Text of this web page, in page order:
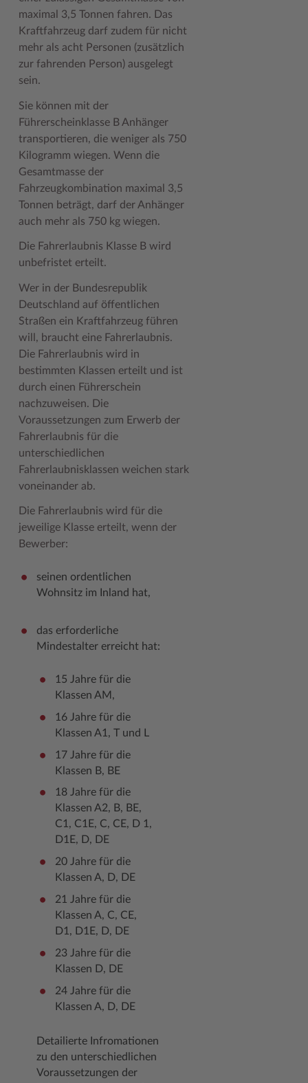
Geodatenportale (Kreiskarte)
Kfz-Zulassung
Kontakt / Öffnungszeiten
Leistungen
Lexikon
Publikationen
Wo Sie uns finden
Wunsch-Kennzeichen ↗
Zuständigkeitsfinder SH ↗
Fotoarchiv
Klimaanpassungskonzept
Lokales Wetter
Newsletter
Pressemeldungen
Social Media
Stellenangebote
Stormarninfo
Ukrainehilfe
Woche der Seelischen Gesundheit
#MeinStormarn
Karrieretag
Kreispräsident
Kreistag und Ausschüsse
Kreistag Sitzungskalender
Landrat
Sonderbereiche
Stabsbereiche
Städte und Gemeinden
Wahlen im Kreis
Wappen und Geschichte
Was ist ein Kreis?
Zahlen, Daten, Fakten
Offene Stellen
Praktika und FSJ
Weiterbildung beim Kreis Stormarn
Klimaschutz beim Kreis Stormarn
Projekt e-Gewerbe
Stormarner Bündnis für bezahlbares Wohnen
Zahlen, Daten, Fakten
Kulturelle Einrichtungen
Naturschutzgebiete
Storchenhorste
Lieblingsplätze in der Metropolregion
Termine und Veranstaltungen
Tourismus
Umlandscout Hamburg
Vereine und Gruppen
maximal 3,5 Tonnen fahren. Das
Kraftfahrzeug darf zudem für nicht
mehr als acht Personen (zusätzlich
zur fahrenden Person) ausgelegt
sein.
Sie können mit der
Führerscheinklasse B Anhänger
transportieren, die weniger als 750
Kilogramm wiegen. Wenn die
Gesamtmasse der
Fahrzeugkombination maximal 3,5
Tonnen beträgt, darf der Anhänger
auch mehr als 750 kg wiegen.
Die Fahrerlaubnis Klasse B wird
unbefristet erteilt.
Wer in der Bundesrepublik
Deutschland auf öffentlichen
Straßen ein Kraftfahrzeug führen
will, braucht eine Fahrerlaubnis.
Die Fahrerlaubnis wird in
bestimmten Klassen erteilt und ist
durch einen Führerschein
nachzuweisen. Die
Voraussetzungen zum Erwerb der
Fahrerlaubnis für die
unterschiedlichen
Fahrerlaubnisklassen weichen stark
voneinander ab.
Die Fahrerlaubnis wird für die
jeweilige Klasse erteilt, wenn der
Bewerber:
seinen ordentlichen
Wohnsitz im Inland hat,
das erforderliche
Mindestalter erreicht hat:
15 Jahre für die
Klassen AM,
16 Jahre für die
Klassen A1, T und L
17 Jahre für die
Klassen B, BE
18 Jahre für die
Klassen A2, B, BE,
C1, C1E, C, CE, D 1,
D1E, D, DE
20 Jahre für die
Klassen A, D, DE
21 Jahre für die
Klassen A, C, CE,
D1, D1E, D, DE
23 Jahre für die
Klassen D, DE
24 Jahre für die
Klassen A, D, DE
Detailierte Infromationen
zu den unterschiedlichen
Voraussetzungen der